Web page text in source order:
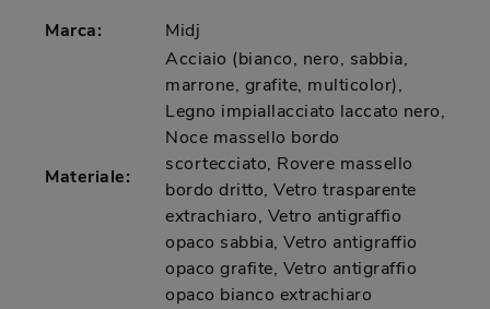
Marca:
Midj
Materiale:
Acciaio (bianco, nero, sabbia,
marrone, grafite, multicolor),
Legno impiallacciato laccato nero,
Noce massello bordo
scortecciato, Rovere massello
bordo dritto, Vetro trasparente
extrachiaro, Vetro antigraffio
opaco sabbia, Vetro antigraffio
opaco grafite, Vetro antigraffio
opaco bianco extrachiaro